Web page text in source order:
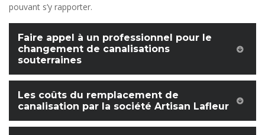
pouvant s’y rapporter.
Faire appel à un professionnel pour le
changement de canalisations
souterraines
Les coûts du remplacement de
canalisation par la société Artisan Lafleur